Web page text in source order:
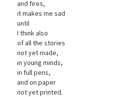
and fires,
it makes me sad
until
I think also
of all the stories
not yet made,
in young minds,
in full pens,
and on paper
not yet printed.